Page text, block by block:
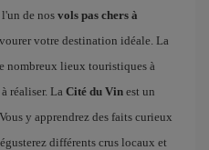
de nos vols pas chers à
votre destination idéale. La
nombreux lieux touristiques à
réaliser. La Cité du Vin est un
y apprendrez des faits curieux
différents crus locaux et